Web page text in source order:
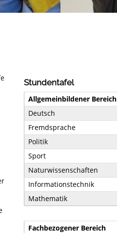
Stundentafel
Allgemeinbildener Bereich
Deutsch
Fremdsprache
Politik
Sport
Naturwissenschaften
Informationstechnik
Mathematik
Fachbezogener Bereich